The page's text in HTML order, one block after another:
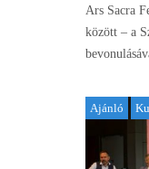
Ars Sacra
között – a
Ajánló